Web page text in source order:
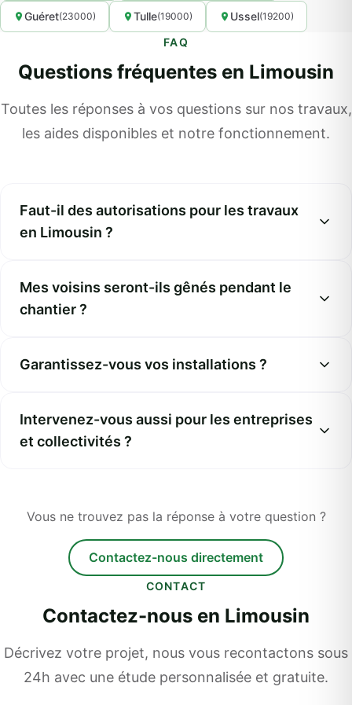
Guéret(23000) Tulle(19000) Ussel(19200)
FAQ
Questions fréquentes en Limousin
Toutes les réponses à vos questions sur nos travaux,
les aides disponibles et notre fonctionnement.
Faut-il des autorisations pour les travaux
en Limousin ?
Mes voisins seront-ils gênés pendant le
chantier ?
Garantissez-vous vos installations ?
Intervenez-vous aussi pour les entreprises
et collectivités ?
Vous ne trouvez pas la réponse à votre question ?
Contactez-nous directement
CONTACT
Contactez-nous en Limousin
Décrivez votre projet, nous vous recontactons sous
24h avec une étude personnalisée et gratuite.